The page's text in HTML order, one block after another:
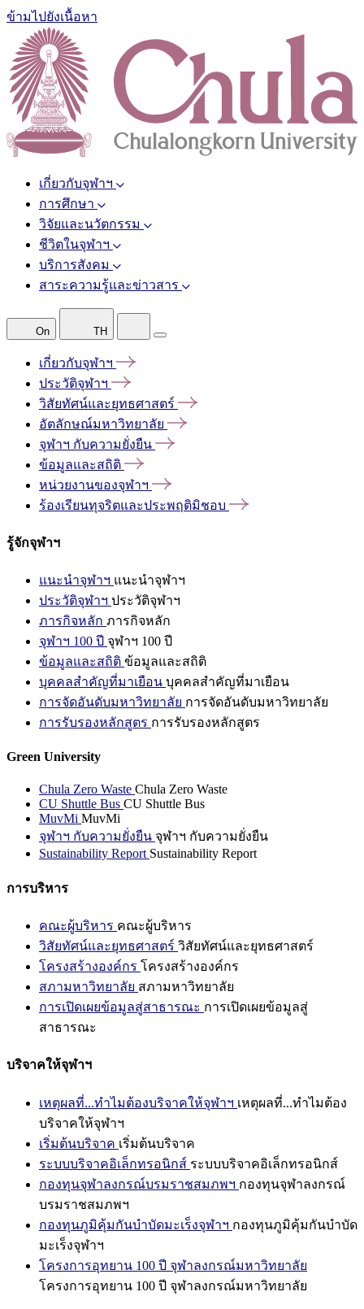
ข้ามไปยังเนื้อหา
เกี่ยวกับจุฬาฯ
การศึกษา
วิจัยและนวัตกรรม
ชีวิตในจุฬาฯ
บริการสังคม
สาระความรู้และข่าวสาร
On TH
เกี่ยวกับจุฬาฯ
ประวัติจุฬาฯ
วิสัยทัศน์และยุทธศาสตร์
อัตลักษณ์มหาวิทยาลัย
จุฬาฯ กับความยั่งยืน
ข้อมูลและสถิติ
หน่วยงานของจุฬาฯ
ร้องเรียนทุจริตและประพฤติมิชอบ
รู้จักจุฬาฯ
แนะนำจุฬาฯ แนะนำจุฬาฯ
ประวัติจุฬาฯ ประวัติจุฬาฯ
ภารกิจหลัก ภารกิจหลัก
จุฬาฯ 100 ปี จุฬาฯ 100 ปี
ข้อมูลและสถิติ ข้อมูลและสถิติ
บุคคลสำคัญที่มาเยือน บุคคลสำคัญที่มาเยือน
การจัดอันดับมหาวิทยาลัย การจัดอันดับมหาวิทยาลัย
การรับรองหลักสูตร การรับรองหลักสูตร
Green University
Chula Zero Waste Chula Zero Waste
CU Shuttle Bus CU Shuttle Bus
MuvMi MuvMi
จุฬาฯ กับความยั่งยืน จุฬาฯ กับความยั่งยืน
Sustainability Report Sustainability Report
การบริหาร
คณะผู้บริหาร คณะผู้บริหาร
วิสัยทัศน์และยุทธศาสตร์ วิสัยทัศน์และยุทธศาสตร์
โครงสร้างองค์กร โครงสร้างองค์กร
สภามหาวิทยาลัย สภามหาวิทยาลัย
การเปิดเผยข้อมูลสู่สาธารณะ การเปิดเผยข้อมูลสู่
สาธารณะ
บริจาคให้จุฬาฯ
เหตุผลที่...ทำไมต้องบริจาคให้จุฬาฯ เหตุผลที่...ทำไมต้อง
บริจาคให้จุฬาฯ
เริ่มต้นบริจาค เริ่มต้นบริจาค
ระบบบริจาคอิเล็กทรอนิกส์ ระบบบริจาคอิเล็กทรอนิกส์
กองทุนจุฬาลงกรณ์บรมราชสมภพฯ กองทุนจุฬาลงกรณ์
บรมราชสมภพฯ
กองทุนภูมิคุ้มกันบำบัดมะเร็งจุฬาฯ กองทุนภูมิคุ้มกันบำบัด
มะเร็งจุฬาฯ
โครงการอุทยาน 100 ปี จุฬาลงกรณ์มหาวิทยาลัย
โครงการอุทยาน 100 ปี จุฬาลงกรณ์มหาวิทยาลัย